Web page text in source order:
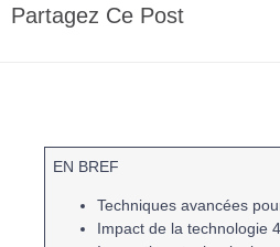
Partagez Ce Post
EN BREF
Techniques avancées
Impact de la technologie